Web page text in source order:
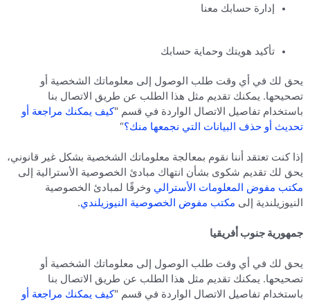
إدارة حسابك معنا
تأكيد هويتك وحماية حسابك
يحق لك في أي وقت طلب الوصول إلى معلوماتك الشخصية أو
تصحيحها. يمكنك تقديم مثل هذا الطلب عن طريق الاتصال بنا
باستخدام تفاصيل الاتصال الواردة في قسم "كيف يمكنك مراجعة أو
تحديث أو حذف البيانات التي نجمعها منك؟“
إذا كنت تعتقد أننا نقوم بمعالجة معلوماتك الشخصية بشكل غير قانوني،
يحق لك تقديم شكوى بشأن انتهاك مبادئ الخصوصية الأسترالية إلى
مكتب مفوض المعلومات الأسترالي وخرقًا لمبادئ الخصوصية
النيوزيلندية إلى مكتب مفوض الخصوصية النيوزيلندي.
جمهورية جنوب أفريقيا
يحق لك في أي وقت طلب الوصول إلى معلوماتك الشخصية أو
تصحيحها. يمكنك تقديم مثل هذا الطلب عن طريق الاتصال بنا
باستخدام تفاصيل الاتصال الواردة في قسم "كيف يمكنك مراجعة أو